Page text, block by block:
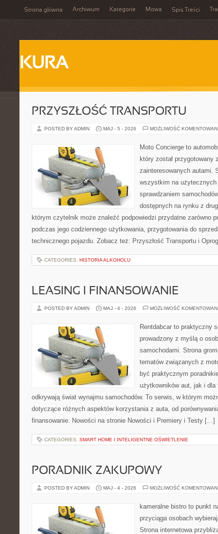
Strona główna Archiwum Kategorie Mowa Spis Treści
KURA
PRZYSZŁOŚĆ TRANSPORTU
POSTED BY ADMIN MAJ - 5 - 2026 MOŻLIWOŚĆ
Moto Concierge to
który został przygotowany
zainteresowanych autami.
wszystkim na
sprawdzaniem
dostępnych na rynku z
którym czytelnik może znaleźć podpowiedzi przydatne zarówno
podczas jego codziennego użytkowania, przygotowania do
technicznego pojazdu. Zobacz też: Przyszłość Transportu i
CATEGORIES: HISTORIA ALKOHOLU
LEASING I FINANSOWANIE
POSTED BY ADMIN MAJ - 4 - 2026 MOŻLIWOŚĆ
Rentdabcar to praktyczny
prowadzony z myślą o
samochodami. Strona
tematów związanych z
być praktycznym
użytkowników aut, jak i
odkrywają świat wynajmu samochodów. To serwis, w którym
dotyczące różnych aspektów korzystania z auta, od
finansowanie. Nowości na stronie Nowości i Premiery i Testy […]
CATEGORIES: SMART HOME I INTELIGENTNE OŚWIETLENIE
PORADNIK ZAKUPOWY
POSTED BY ADMIN MAJ - 4 - 2026 MOŻLIWOŚĆ
kameralne bistro to punkt
przyciąga osobach
Strona internetowa